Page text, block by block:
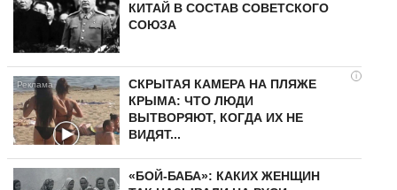
КИТАЙ В СОСТАВ СОВЕТСКОГО
СОЮЗА
i
СКРЫТАЯ КАМЕРА НА ПЛЯЖЕ
КРЫМА: ЧТО ЛЮДИ
ВЫТВОРЯЮТ, КОГДА ИХ НЕ
ВИДЯТ...
«БОЙ-БАБА»: КАКИХ ЖЕНЩИН